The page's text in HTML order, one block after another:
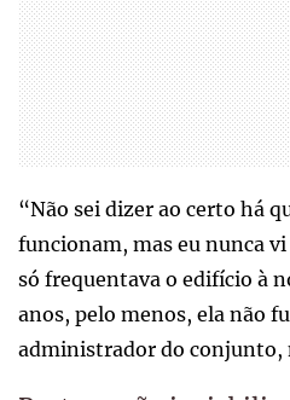
“Não sei dizer ao certo há
funcionam, mas eu nunca
só frequentava o edifício à
anos, pelo menos, ela não
administrador do conjunto,